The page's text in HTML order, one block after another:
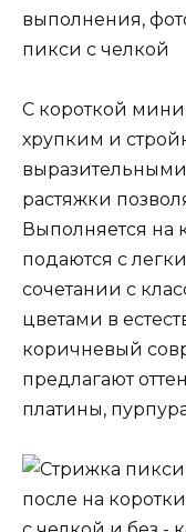
пикси с челкой
С короткой
хрупким и
выразительными
растяжки
Выполняется на
подаются с
сочетании с
цветами в
коричневый
предлагают
платины,